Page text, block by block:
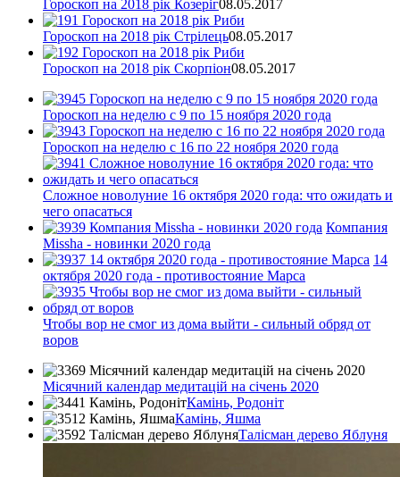
Гороскоп на 2018 рік Козеріг08.05.2017
Гороскоп на 2018 рік Стрілець08.05.2017
Гороскоп на 2018 рік Скорпіон08.05.2017
Гороскоп на неделю с 9 по 15 ноября 2020 года
Гороскоп на неделю с 16 по 22 ноября 2020 года
Сложное новолуние 16 октября 2020 года: что ожидать и
чего опасаться
Компания
Missha - новинки 2020 года
14
октября 2020 года - противостояние Марса
Чтобы вор не смог из дома выйти - сильный обряд от
воров
Місячний календар медитацій на січень 2020
Камінь, Родоніт
Камінь, Яшма
Талісман дерево Яблуня